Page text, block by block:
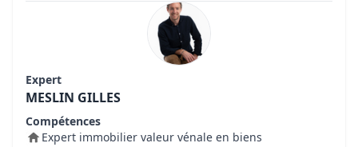
Expert
MESLIN GILLES
Compétences
Expert immobilier valeur vénale en biens